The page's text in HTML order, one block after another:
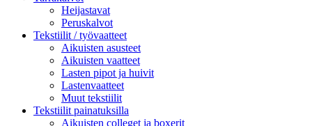
Heijastavat
Peruskalvot
Tekstiilit / työvaatteet
Aikuisten asusteet
Aikuisten vaatteet
Lasten pipot ja huivit
Lastenvaatteet
Muut tekstiilit
Tekstiilit painatuksilla
Aikuisten colleget ja boxerit